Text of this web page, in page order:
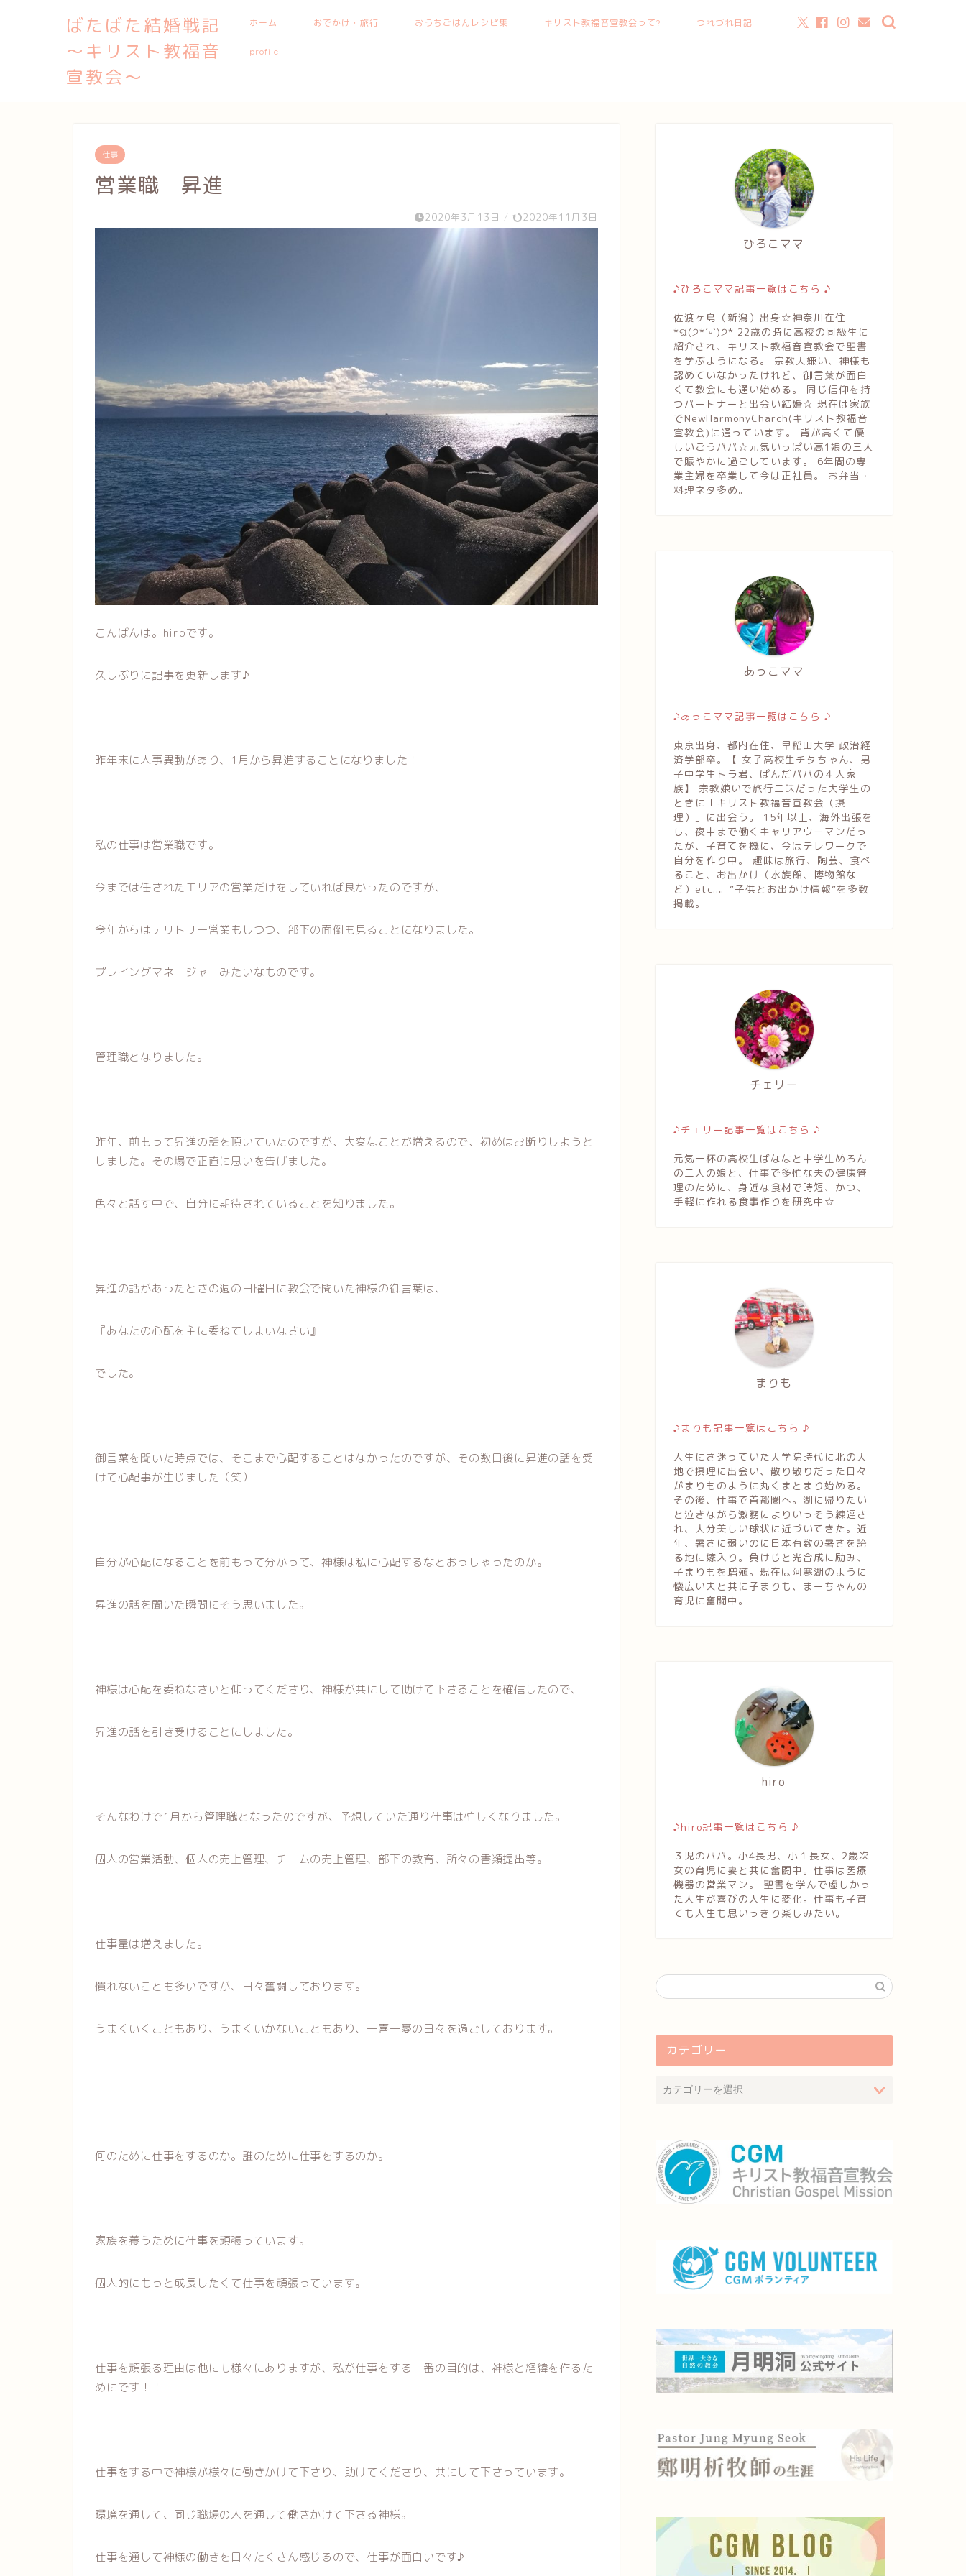
ばたばた結婚戦記
〜キリスト教福音
宣教会〜
ホーム おでかけ・旅行 おうちごはんレシピ集 キリスト教福音宣教会って? つれづれ日記
profile
仕事
営業職 昇進
2020年3月13日 / 2020年11月3日
こんばんは。hiroです。
久しぶりに記事を更新します♪
昨年末に人事異動があり、1月から昇進することになりました！
私の仕事は営業職です。
今までは任されたエリアの営業だけをしていれば良かったのですが、
今年からはテリトリー営業もしつつ、部下の面倒も見ることになりました。
プレイングマネージャーみたいなものです。
管理職となりました。
昨年、前もって昇進の話を頂いていたのですが、大変なことが増えるので、初めはお断りしようと
しました。その場で正直に思いを告げました。
色々と話す中で、自分に期待されていることを知りました。
昇進の話があったときの週の日曜日に教会で聞いた神様の御言葉は、
『あなたの心配を主に委ねてしまいなさい』
でした。
御言葉を聞いた時点では、そこまで心配することはなかったのですが、その数日後に昇進の話を受
けて心配事が生じました（笑）
自分が心配になることを前もって分かって、神様は私に心配するなとおっしゃったのか。
昇進の話を聞いた瞬間にそう思いました。
神様は心配を委ねなさいと仰ってくださり、神様が共にして助けて下さることを確信したので、
昇進の話を引き受けることにしました。
そんなわけで1月から管理職となったのですが、予想していた通り仕事は忙しくなりました。
個人の営業活動、個人の売上管理、チームの売上管理、部下の教育、所々の書類提出等。
仕事量は増えました。
慣れないことも多いですが、日々奮闘しております。
うまくいくこともあり、うまくいかないこともあり、一喜一憂の日々を過ごしております。
何のために仕事をするのか。誰のために仕事をするのか。
家族を養うために仕事を頑張っています。
個人的にもっと成長したくて仕事を頑張っています。
仕事を頑張る理由は他にも様々にありますが、私が仕事をする一番の目的は、神様と経緯を作るた
めにです！！
仕事をする中で神様が様々に働きかけて下さり、助けてくださり、共にして下さっています。
環境を通して、同じ職場の人を通して働きかけて下さる神様。
仕事を通して神様の働きを日々たくさん感じるので、仕事が面白いです♪
ひろこママ
♪ひろこママ記事一覧はこちら ♪
佐渡ヶ島（新潟）出身☆神奈川在住
*ଘ(੭*ˊᵕˋ)੭* 22歳の時に高校の同級生に
紹介され、キリスト教福音宣教会で聖書
を学ぶようになる。 宗教大嫌い、神様も
認めていなかったけれど、御言葉が面白
くて教会にも通い始める。 同じ信仰を持
つパートナーと出会い結婚☆ 現在は家族
でNewHarmonyCharch(キリスト教福音
宣教会)に通っています。 背が高くて優
しいごうパパ☆元気いっぱい高1娘の三人
で賑やかに過ごしています。 6年間の専
業主婦を卒業して今は正社員。 お弁当・
料理ネタ多め。
あっこママ
♪あっこママ記事一覧はこちら ♪
東京出身、都内在住、早稲田大学 政治経
済学部卒。【 女子高校生チタちゃん、男
子中学生トラ君、ぱんだパパの４人家
族】 宗教嫌いで旅行三昧だった大学生の
ときに「キリスト教福音宣教会（摂
理）」に出会う。 15年以上、海外出張を
し、夜中まで働くキャリアウーマンだっ
たが、子育てを機に、今はテレワークで
自分を作り中。 趣味は旅行、陶芸、食べ
ること、お出かけ（水族館、博物館な
ど）etc..。”子供とお出かけ情報”を多数
掲載。
チェリー
♪チェリー記事一覧はこちら ♪
元気一杯の高校生ばななと中学生めろん
の二人の娘と、仕事で多忙な夫の健康管
理のために、身近な食材で時短、かつ、
手軽に作れる食事作りを研究中☆
まりも
♪まりも記事一覧はこちら ♪
人生にさ迷っていた大学院時代に北の大
地で摂理に出会い、散り散りだった日々
がまりものように丸くまとまり始める。
その後、仕事で首都圏へ。湖に帰りたい
と泣きながら激務によりいっそう練達さ
れ、大分美しい球状に近づいてきた。近
年、暑さに弱いのに日本有数の暑さを誇
る地に嫁入り。負けじと光合成に励み、
子まりもを増殖。現在は阿寒湖のように
懐広い夫と共に子まりも、まーちゃんの
育児に奮闘中。
hiro
♪hiro記事一覧はこちら ♪
３児のパパ。小4長男、小１長女、2歳次
女の育児に妻と共に奮闘中。仕事は医療
機器の営業マン。 聖書を学んで虚しかっ
た人生が喜びの人生に変化。仕事も子育
ても人生も思いっきり楽しみたい。
カテゴリー